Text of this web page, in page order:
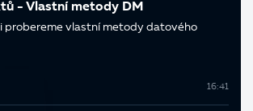
- Vlastní metody DM
probereme vlastní metody datového
16:41